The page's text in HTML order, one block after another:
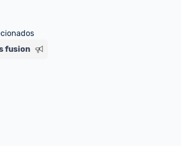
um marketplace, nós indicamos no
sinalizamos através da tag
fusion